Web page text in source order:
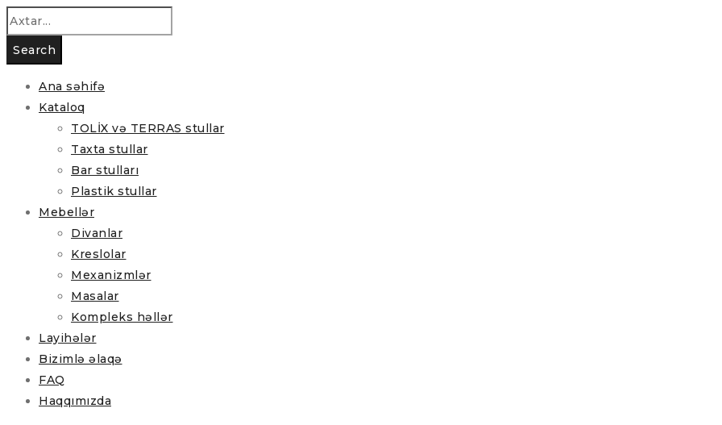
Ana səhifə
Kataloq
TOLİX və TERRAS stullar
Taxta stullar
Bar stulları
Plastik stullar
Mebellər
Divanlar
Kreslolar
Mexanizmlər
Masalar
Kompleks həllər
Layihələr
Bizimlə əlaqə
FAQ
Haqqımızda